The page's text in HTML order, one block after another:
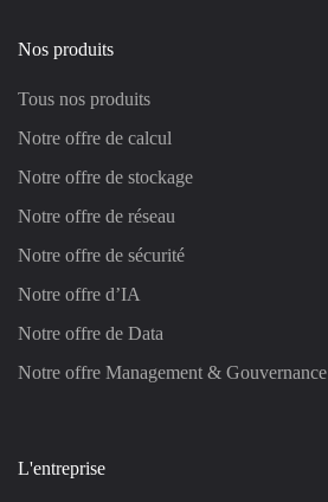
Nos produits
Tous nos produits
Notre offre de calcul
Notre offre de stockage
Notre offre de réseau
Notre offre de sécurité
Notre offre d’IA
Notre offre de Data
Notre offre Management & Gouvernance
L'entreprise